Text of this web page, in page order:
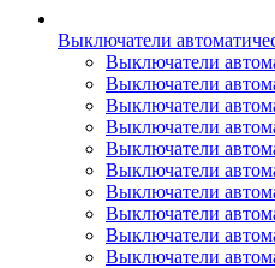
Выключатели
Выключатели
Выключатели
Выключатели
Выключатели
Выключатели
Выключатели
Выключатели
Выключатели
Выключатели
Выключатели